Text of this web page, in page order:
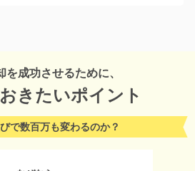
を成功させるために、
きたいポイント
で数百万も変わるのか？